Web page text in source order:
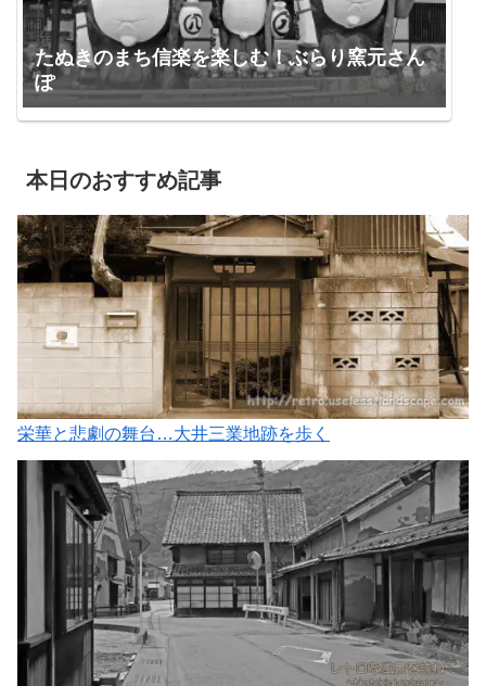
たぬきのまち信楽を楽しむ！ぶらり窯元さん
ぽ
本日のおすすめ記事
栄華と悲劇の舞台…大井三業地跡を歩く